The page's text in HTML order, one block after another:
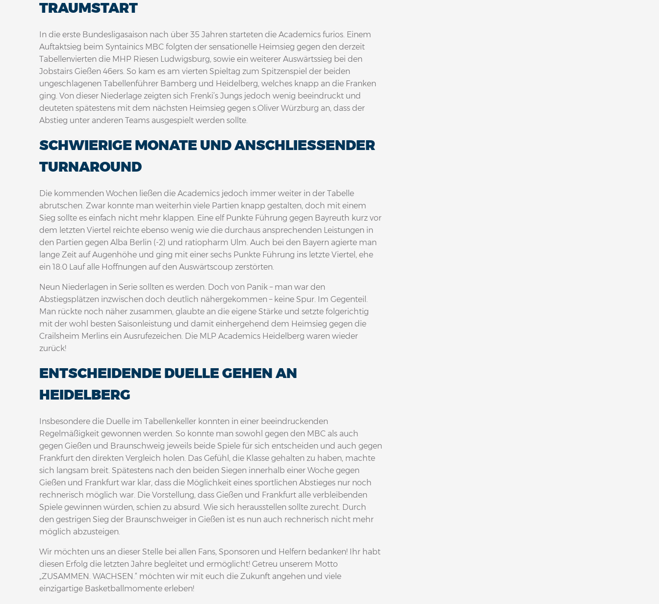
TRAUMSTART
In die erste Bundesligasaison nach über 35 Jahren starteten die Academics furios. Einem
Auftaktsieg beim Syntainics MBC folgten der sensationelle Heimsieg gegen den derzeit
Tabellenvierten die MHP Riesen Ludwigsburg, sowie ein weiterer Auswärtssieg bei den
Jobstairs Gießen 46ers. So kam es am vierten Spieltag zum Spitzenspiel der beiden
ungeschlagenen Tabellenführer Bamberg und Heidelberg, welches knapp an die Franken
ging. Von dieser Niederlage zeigten sich Frenki’s Jungs jedoch wenig beeindruckt und
deuteten spätestens mit dem nächsten Heimsieg gegen s.Oliver Würzburg an, dass der
Abstieg unter anderen Teams ausgespielt werden sollte.
SCHWIERIGE MONATE UND ANSCHLIESSENDER T
URNAROUND
Die kommenden Wochen ließen die Academics jedoch immer weiter in der Tabelle
abrutschen. Zwar konnte man weiterhin viele Partien knapp gestalten, doch mit einem
Sieg sollte es einfach nicht mehr klappen. Eine elf Punkte Führung gegen Bayreuth kurz vor
dem letzten Viertel reichte ebenso wenig wie die durchaus ansprechenden Leistungen in
den Partien gegen Alba Berlin (-2) und ratiopharm Ulm. Auch bei den Bayern agierte man
lange Zeit auf Augenhöhe und ging mit einer sechs Punkte Führung ins letzte Viertel, ehe
ein 18:0 Lauf alle Hoffnungen auf den Auswärtscoup zerstörten.
Neun Niederlagen in Serie sollten es werden. Doch von Panik – man war den
Abstiegsplätzen inzwischen doch deutlich nähergekommen – keine Spur. Im Gegenteil.
Man rückte noch näher zusammen, glaubte an die eigene Stärke und setzte folgerichtig
mit der wohl besten Saisonleistung und damit einhergehend dem Heimsieg gegen die
Crailsheim Merlins ein Ausrufezeichen. Die MLP Academics Heidelberg waren wieder
zurück!
ENTSCHEIDENDE DUELLE GEHEN AN
HEIDELBERG
Insbesondere die Duelle im Tabellenkeller konnten in einer beeindruckenden
Regelmäßigkeit gewonnen werden. So konnte man sowohl gegen den MBC als auch
gegen Gießen und Braunschweig jeweils beide Spiele für sich entscheiden und auch gegen
Frankfurt den direkten Vergleich holen. Das Gefühl, die Klasse gehalten zu haben, machte
sich langsam breit. Spätestens nach den beiden Siegen innerhalb einer Woche gegen
Gießen und Frankfurt war klar, dass die Möglichkeit eines sportlichen Abstieges nur noch
rechnerisch möglich war. Die Vorstellung, dass Gießen und Frankfurt alle verbleibenden
Spiele gewinnen würden, schien zu absurd. Wie sich herausstellen sollte zurecht. Durch
den gestrigen Sieg der Braunschweiger in Gießen ist es nun auch rechnerisch nicht mehr
möglich abzusteigen.
Wir möchten uns an dieser Stelle bei allen Fans, Sponsoren und Helfern bedanken! Ihr habt
diesen Erfolg die letzten Jahre begleitet und ermöglicht! Getreu unserem Motto
„ZUSAMMEN. WACHSEN.“ möchten wir mit euch die Zukunft angehen und viele
einzigartige Basketballmomente erleben!